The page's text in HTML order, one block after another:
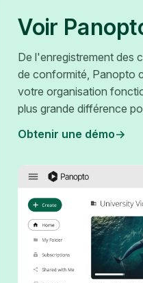
Voir
De l'enregistrement des
de conformité, Panopto
votre organisation
plus grande différence
Obtenir une démo